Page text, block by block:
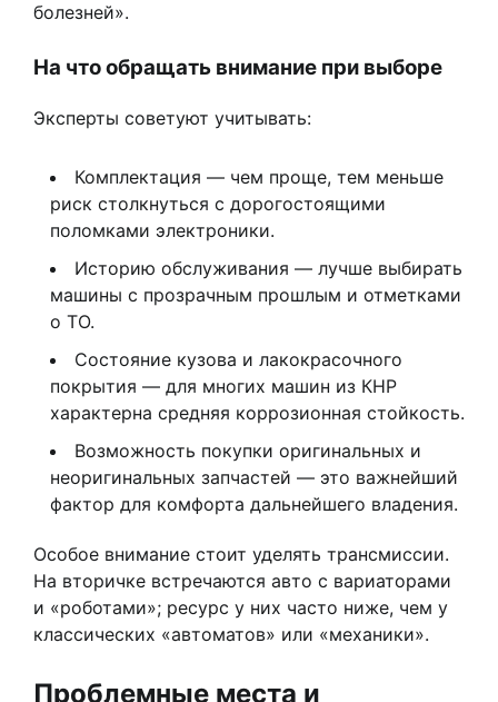
болезней».
На что обращать внимание при выборе
Эксперты советуют учитывать:
Комплектация — чем проще, тем меньше
риск столкнуться с дорогостоящими
поломками электроники.
Историю обслуживания — лучше выбирать
машины с прозрачным прошлым и отметками
о ТО.
Состояние кузова и лакокрасочного
покрытия — для многих машин из КНР
характерна средняя коррозионная стойкость.
Возможность покупки оригинальных и
неоригинальных запчастей — это важнейший
фактор для комфорта дальнейшего владения.
Особое внимание стоит уделять трансмиссии.
На вторичке встречаются авто с вариаторами
и «роботами»; ресурс у них часто ниже, чем у
классических «автоматов» или «механики».
Проблемные места и